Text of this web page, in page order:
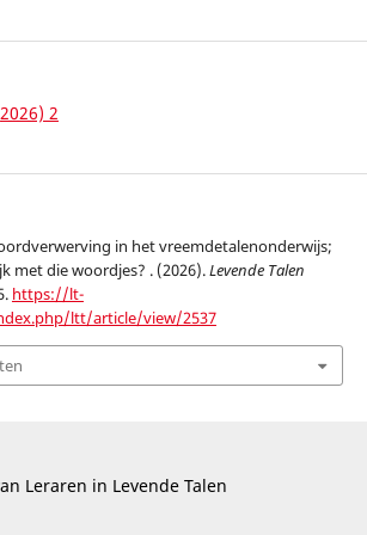
2
in het vreemdetalenonderwijs;
met die woordjes? . (2026).Levende Talen
https://lt-
ltt/article/view/2537
Leraren in Levende Talen